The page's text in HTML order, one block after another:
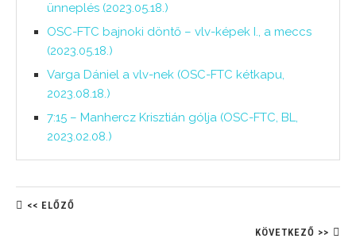
ünneplés (2023.05.18.)
OSC-FTC bajnoki döntő – vlv-képek I., a meccs
(2023.05.18.)
Varga Dániel a vlv-nek (OSC-FTC kétkapu,
2023.08.18.)
7:15 – Manhercz Krisztián gólja (OSC-FTC, BL,
2023.02.08.)
<< ELŐZŐ
KÖVETKEZŐ >>